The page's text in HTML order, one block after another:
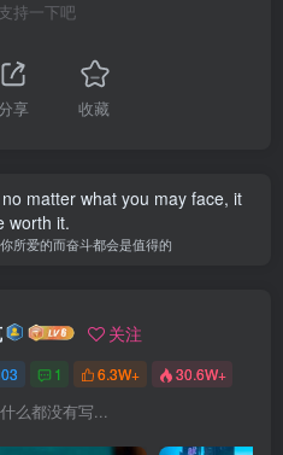
持一下吧
享 收藏
matter what you may face, it
worth it.
所爱的而奋斗都会是值得的
关注
1 6.3W+ 30.6W+
么都没有写...